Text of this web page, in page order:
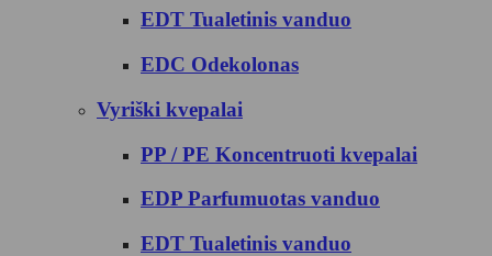
EDT Tualetinis vanduo
EDC Odekolonas
Vyriški kvepalai
PP / PE Koncentruoti kvepalai
EDP Parfumuotas vanduo
EDT Tualetinis vanduo